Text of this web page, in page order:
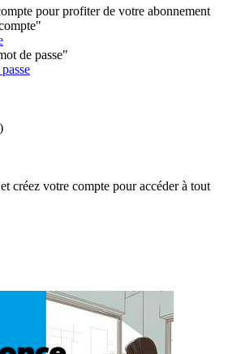
pour profiter de votre abonnement
de passe"
créez votre compte pour accéder à tout